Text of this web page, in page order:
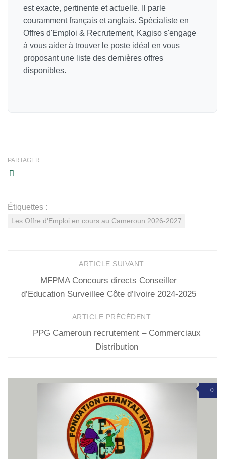
est exacte, pertinente et actuelle. Il parle
couramment français et anglais. Spécialiste en
Offres d'Emploi & Recrutement, Kagiso s'engage
à vous aider à trouver le poste idéal en vous
proposant une liste des dernières offres
disponibles.
PARTAGER
Étiquettes :
Les Offre d'Emploi en cours au Cameroun 2026-2027
ARTICLE SUIVANT
MFPMA Concours directs Conseiller
d’Education Surveillee Côte d’Ivoire 2024-2025
ARTICLE PRÉCÉDENT
PPG Cameroun recrutement – Commerciaux
Distribution
0